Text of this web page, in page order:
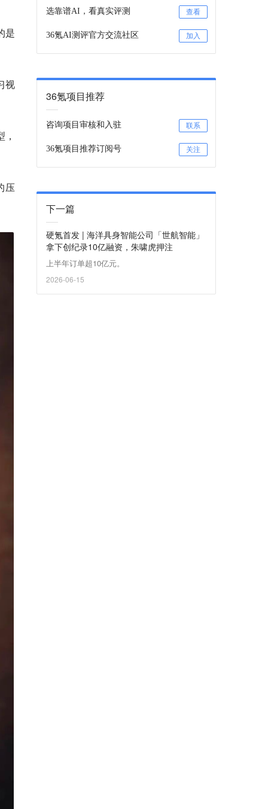
是
视
压
选靠谱AI，看真实评测 查看
36氪AI测评官方交流社区 加入
36氪项目推荐
咨询项目审核和入驻 联系
36氪项目推荐订阅号 关注
下一篇
硬氪首发 | 海洋具身智能公司「世航智能」
拿下创纪录10亿融资，朱啸虎押注
上半年订单超10亿元。
2026-06-15